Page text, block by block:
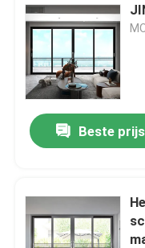
Beste prijs